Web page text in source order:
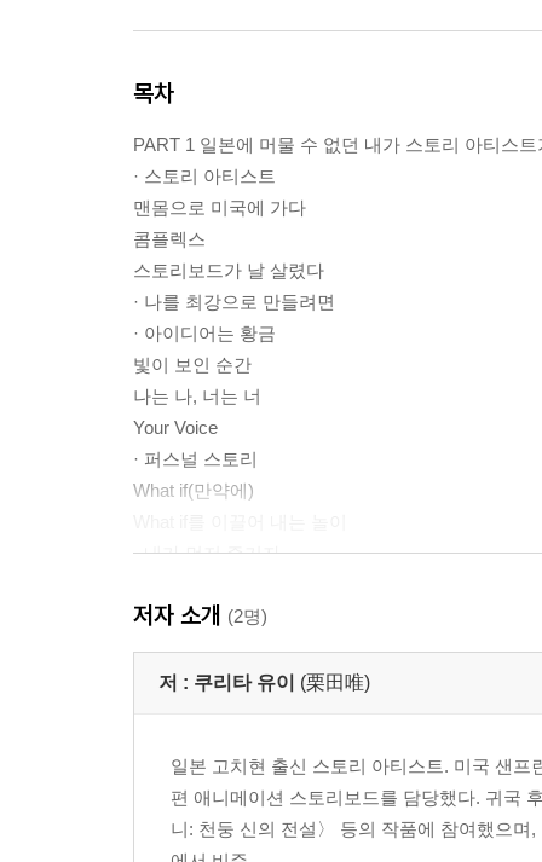
목차
PART 1 일본에 머물 수 없던 내가 스토리 아티스
· 스토리 아티스트
맨몸으로 미국에 가다
콤플렉스
스토리보드가 날 살렸다
· 나를 최강으로 만들려면
· 아이디어는 황금
빛이 보인 순간
나는 나, 너는 너
Your Voice
· 퍼스널 스토리
What if(만약에)
· 내가 먼저 즐기자
PART 2 현실을 내 눈으로 본다
· 카페 스케치란?
Study from Life
· 제스처 드로잉
눈에 보이는 음악
드로잉이란 ‘선을 긋는 행위’
저자 소개 (2명)
저 : 쿠리타 유이 (栗田唯)
일본 고치현 출신 스토리 아티스트. 미국 샌
편 애니메이션 스토리보드를 담당했다. 귀국
니: 천둥 신의 전설〉 등의 작품에 참여했으며